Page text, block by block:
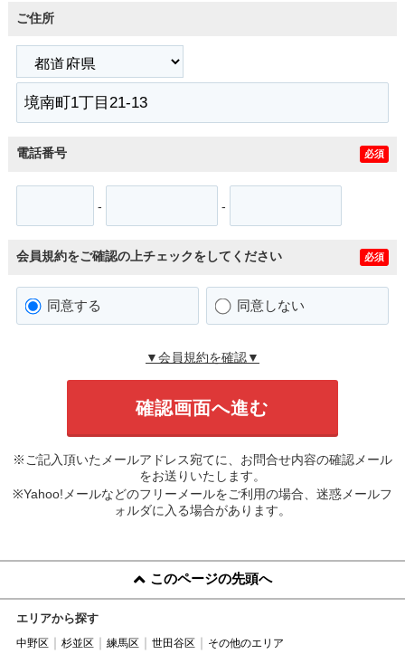
ご住所
電話番号 必須
- -
会員規約をご確認の上チェックをしてください 必須
同意する 同意しない
▼会員規約を確認▼
※ご記入頂いたメールアドレス宛てに、お問合せ内容の確認メール
をお送りいたします。
※Yahoo!メールなどのフリーメールをご利用の場合、迷惑メールフ
ォルダに入る場合があります。
このページの先頭へ
エリアから探す
中野区 杉並区 練馬区 世田谷区 その他のエリア